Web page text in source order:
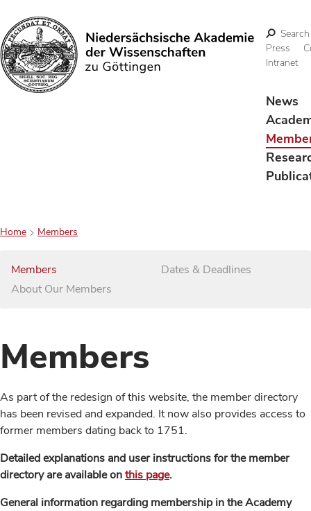
Search
Search
Press
Intranet
News
Home Members
Members
About Our Members
Dates & Deadlines
Members
As part of the redesign of this website, the member directory
has been revised and expanded. It now also provides access to
former members dating back to 1751.
Detailed explanations and user instructions for the member
directory are available onthis page.
General information regarding membership in the Academy